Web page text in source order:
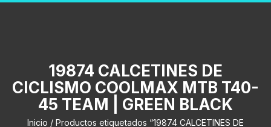
19874 CALCETINES DE
CICLISMO COOLMAX MTB T40-
45 TEAM | GREEN BLACK
Inicio / Productos etiquetados “19874 CALCETINES DE